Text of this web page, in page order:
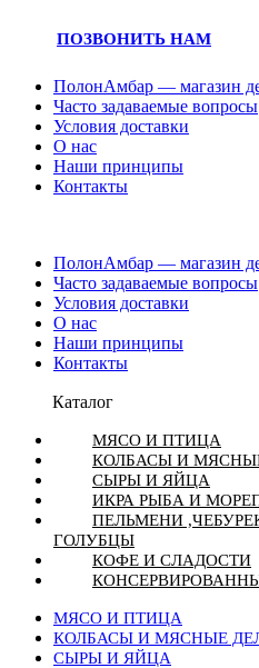
ПОЗВОНИТЬ НАМ
ПолонАмбар — магазин
Часто задаваемые вопросы
Условия доставки
О нас
Наши принципы
Контакты
ПолонАмбар — магазин
Часто задаваемые вопросы
Условия доставки
О нас
Наши принципы
Контакты
Каталог
МЯСО И ПТИЦА
КОЛБАСЫ И
СЫРЫ И ЯЙЦА
ИКРА РЫБА И
ПЕЛЬМЕНИ
ГОЛУБЦЫ
КОФЕ И СЛАДОСТИ
МЯСО И ПТИЦА
КОЛБАСЫ И МЯСНЫЕ
СЫРЫ И ЯЙЦА